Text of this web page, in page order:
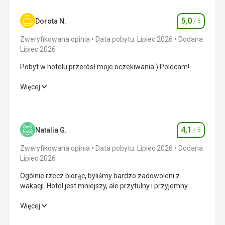
Pomocna recepcja.
Ta recenzja została automatycznie przetłumaczona za
pomocą Google Translate
Dorota N. Ocena
5,0 / 5
Zweryfikowana opinia Data pobytu: Lipiec 2026
Dodana
Lipiec 2026
Pobyt w hotelu przerósł moje oczekiwania:) Polecam!
Pobyt w hotelu przerósł moje oczekiwania:) Polecam!
Zakwaterowanie 5,0/ 5
Okolica 5,0/ 5
Cena 5,0
Więcej
Natalia G. Ocena
4,1 / 5
Zweryfikowana opinia Data pobytu: Lipiec 2026
Dodana
Lipiec 2026
Ogólnie rzecz biorąc, byliśmy bardzo zadowoleni z
wakacji. Hotel jest mniejszy, ale przytulny i przyjemny.
morze i zabytkowa twierdza tuż przy plaży. Chcielibyśmy
Ogólnie rzecz biorąc, byliśmy bardzo zadowoleni z
Więcej